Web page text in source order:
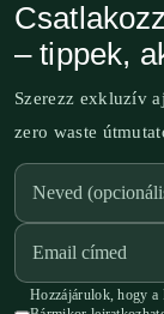
– tippek,
Szerezz exkluzív
zero waste
Hozzájárulok, hogy a